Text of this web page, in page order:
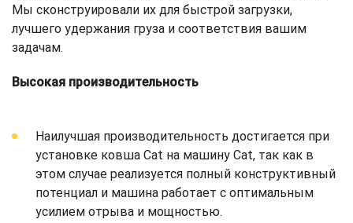
Мы сконструировали их для быстрой загрузки,
лучшего удержания груза и соответствия вашим
задачам.
Высокая производительность
Наилучшая производительность достигается при
установке ковша Cat на машину Cat, так как в
этом случае реализуется полный конструктивный
потенциал и машина работает с оптимальным
усилием отрыва и мощностью.